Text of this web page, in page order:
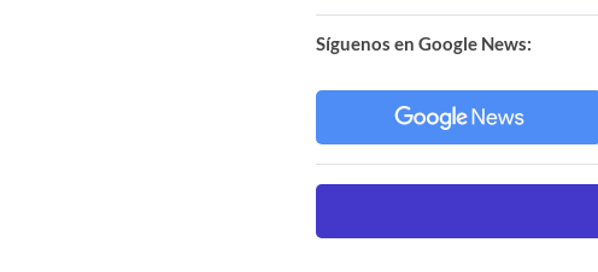
Síguenos en Google News: